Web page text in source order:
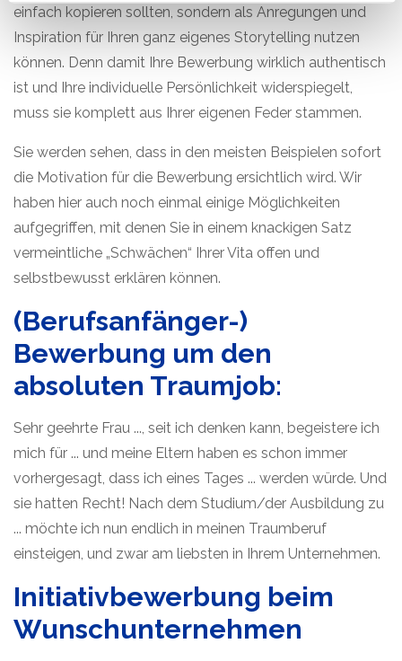
DSGVO als auch auf die Einwilligung gemäß § 25 Abs. 1
TDDDG. Ihre Einwilligung ist freiwillig, für die Nutzung
unserer Website nicht erforderlich und kann jederzeit mit
Wirkung für die Zukunft über das Icon links unten auf
unserer Website widerrufen werden. Weiterführende
Tintschl selbst finden Sie in unserer
Datenschutzerklärung
und in unserem Impressum.
einfach kopieren sollten, sondern als Anregungen und
Inspiration für Ihren ganz eigenes Storytelling nutzen
können. Denn damit Ihre Bewerbung wirklich authentisch
ist und Ihre individuelle Persönlichkeit widerspiegelt,
muss sie komplett aus Ihrer eigenen Feder stammen.
Sie werden sehen, dass in den meisten Beispielen sofort
die Motivation für die Bewerbung ersichtlich wird. Wir
haben hier auch noch einmal einige Möglichkeiten
aufgegriffen, mit denen Sie in einem knackigen Satz
vermeintliche „Schwächen“ Ihrer Vita offen und
selbstbewusst erklären können.
(Berufsanfänger-)
Bewerbung um den
absoluten Traumjob:
Sehr geehrte Frau ..., seit ich denken kann, begeistere ich
mich für ... und meine Eltern haben es schon immer
vorhergesagt, dass ich eines Tages ... werden würde. Und
sie hatten Recht! Nach dem Studium/der Ausbildung zu
... möchte ich nun endlich in meinen Traumberuf
einsteigen, und zwar am liebsten in Ihrem Unternehmen.
Initiativbewerbung beim
Wunschunternehmen